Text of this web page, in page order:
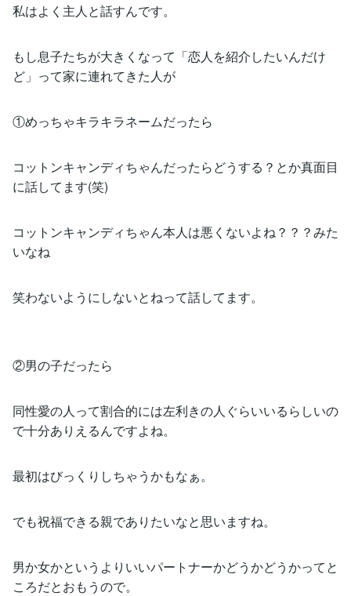
私はよく主人と話すんです。
もし息子たちが大きくなって「恋人を紹介したいんだけ
ど」って家に連れてきた人が
①めっちゃキラキラネームだったら
コットンキャンディちゃんだったらどうする？とか真面目
に話してます(笑)
コットンキャンディちゃん本人は悪くないよね？？？みた
いなね
笑わないようにしないとねって話してます。
②男の子だったら
同性愛の人って割合的には左利きの人ぐらいいるらしいの
で十分ありえるんですよね。
最初はびっくりしちゃうかもなぁ。
でも祝福できる親でありたいなと思いますね。
男か女かというよりいいパートナーかどうかどうかってと
ころだとおもうので。